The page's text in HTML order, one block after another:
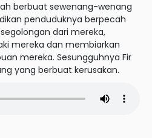
berbuat sewenang-wenang
penduduknya berpecah
dari mereka,
mereka dan membiarkan
mereka. Sesungguhnya Fir
yang berbuat kerusakan.